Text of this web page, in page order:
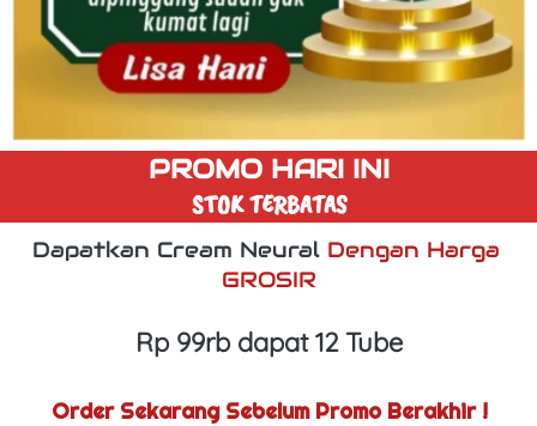
PROMO HARI INI
STOK TERBATAS
Dapatkan Cream Neural Dengan Harga
GROSIR
Rp 99rb dapat 12 Tube
Order Sekarang Sebelum Promo Berakhir !